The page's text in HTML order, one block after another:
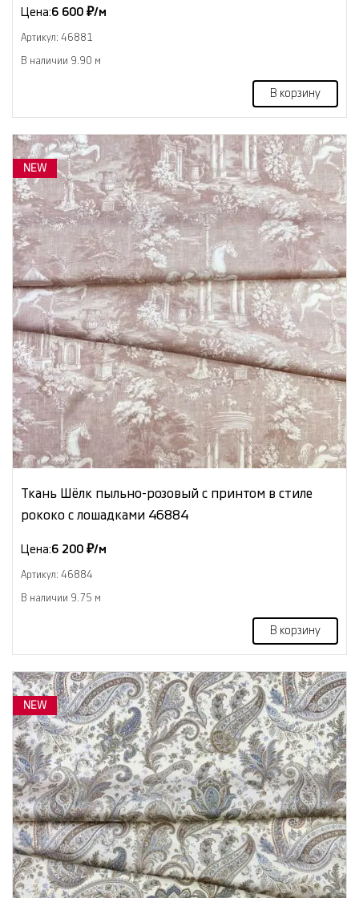
Цена:6 600 ₽/м
Артикул: 46881
В наличии 9.90 м
В корзину
NEW
Ткань Шёлк пыльно-розовый с принтом в стиле
рококо с лошадками 46884
Цена:6 200 ₽/м
Артикул: 46884
В наличии 9.75 м
В корзину
NEW